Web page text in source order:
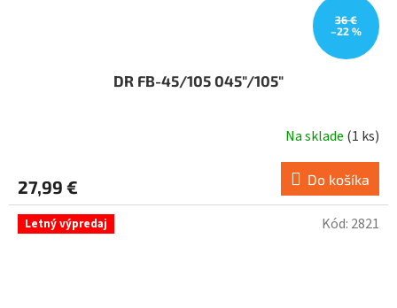
36 €
–22 %
DR FB-45/105 045"/105"
Na sklade (1 ks)
27,99 € Do košíka
Letný výpredaj Kód: 2821